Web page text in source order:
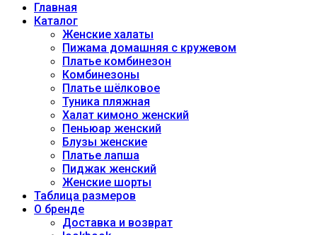
Главная
Каталог
Женские халаты
Пижама домашняя с кружевом
Платье комбинезон
Комбинезоны
Платье шёлковое
Туника пляжная
Халат кимоно женский
Пеньюар женский
Блузы женские
Платье лапша
Пиджак женский
Женские шорты
Таблица размеров
О бренде
Доставка и возврат